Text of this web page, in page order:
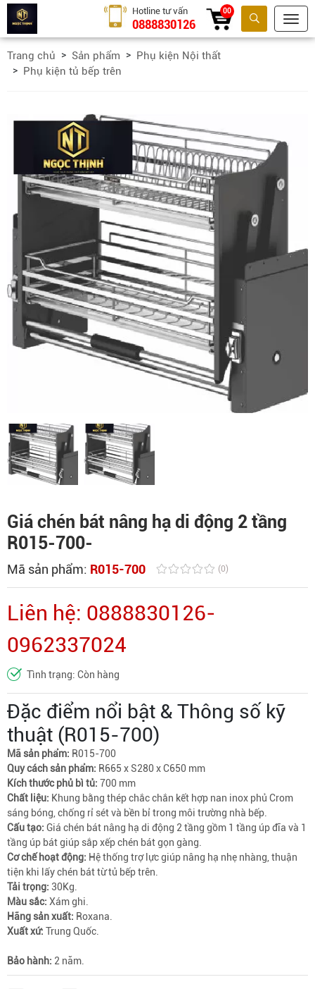
Tìm kiếm
Hotline tư vấn
0888830126
00
Trang chủ Sản phẩm
Phụ kiện Nội thất
Phụ kiện tủ bếp trên
Giá chén bát nâng hạ di động 2 tầng
R015-700-
Mã sản phẩm: R015-700 (0)
Liên hệ: 0888830126-
0962337024
Tình trạng: Còn hàng
Đặc điểm nổi bật & Thông số kỹ
thuật (R015-700)
Mã sản phẩm: R015-700
Quy cách sản phẩm: R665 x S280 x C650 mm
Kích thước phủ bì tủ: 700 mm
Chất liệu: Khung bằng thép chắc chắn kết hợp nan inox phủ Crom
sáng bóng, chống rỉ sét và bền bỉ trong môi trường nhà bếp.
Cấu tạo: Giá chén bát nâng hạ di động 2 tầng gồm 1 tầng úp đĩa và 1
tầng úp bát giúp sắp xếp chén bát gọn gàng.
Cơ chế hoạt động: Hệ thống trợ lực giúp nâng hạ nhẹ nhàng, thuận
tiện khi lấy chén bát từ tủ bếp trên.
Tải trọng: 30Kg.
Màu sắc: Xám ghi.
Hãng sản xuất: Roxana.
Xuất xứ: Trung Quốc.
Bảo hành: 2 năm.